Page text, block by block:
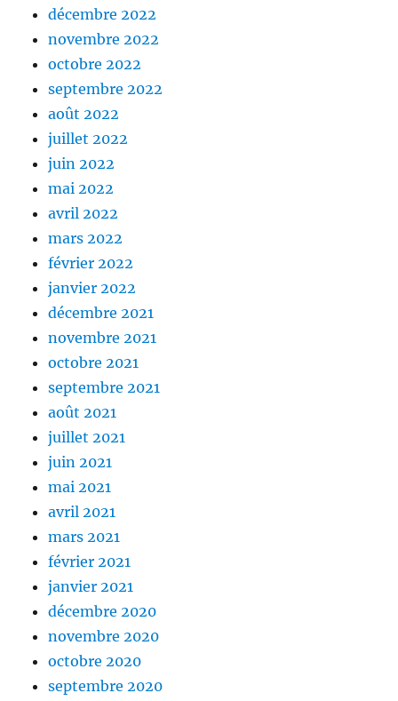
décembre 2022
novembre 2022
octobre 2022
septembre 2022
août 2022
juillet 2022
juin 2022
mai 2022
avril 2022
mars 2022
février 2022
janvier 2022
décembre 2021
novembre 2021
octobre 2021
septembre 2021
août 2021
juillet 2021
juin 2021
mai 2021
avril 2021
mars 2021
février 2021
janvier 2021
décembre 2020
novembre 2020
octobre 2020
septembre 2020